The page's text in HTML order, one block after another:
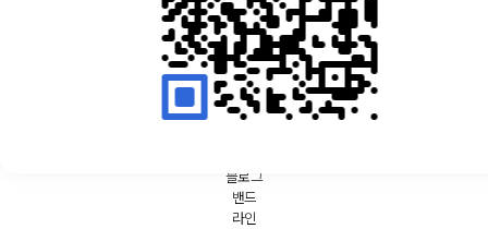
ⓒ DICT. All Rights Reserved.
개인정보처리방침 찾아오시는길
블로그
밴드
라인